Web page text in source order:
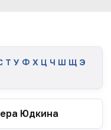
Т У Ф Х Ц Ч Ш Щ Э
Юдкина